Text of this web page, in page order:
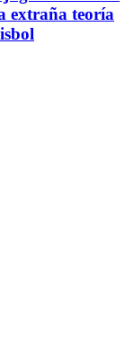
extraña teoría